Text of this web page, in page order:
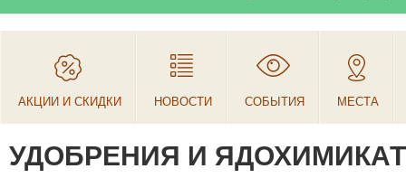
АКЦИИ И СКИДКИ НОВОСТИ СОБЫТИЯ МЕСТА
УДОБРЕНИЯ И